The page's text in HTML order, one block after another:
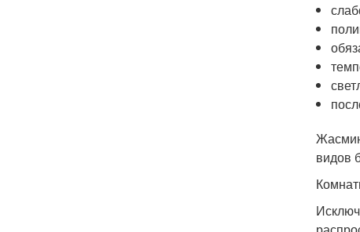
видов